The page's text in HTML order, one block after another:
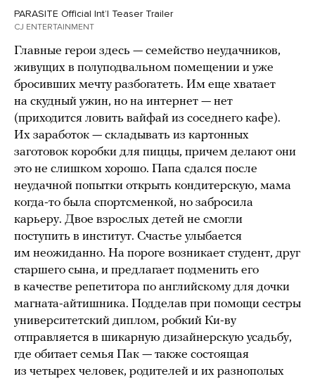
PARASITE Official Intʼl Teaser Trailer
CJ ENTERTAINMENT
Главные герои здесь — семейство неудачников,
живущих в полуподвальном помещении и уже
бросивших мечту разбогатеть. Им еще хватает
на скудный ужин, но на интернет — нет
(приходится ловить вайфай из соседнего кафе).
Их заработок — складывать из картонных
заготовок коробки для пиццы, причем делают они
это не слишком хорошо. Папа сдался после
неудачной попытки открыть кондитерскую, мама
когда-то была спортсменкой, но забросила
карьеру. Двое взрослых детей не смогли
поступить в институт. Счастье улыбается
им неожиданно. На пороге возникает студент, друг
старшего сына, и предлагает подменить его
в качестве репетитора по английскому для дочки
магната-айтишника. Подделав при помощи сестры
университетский диплом, робкий Ки-ву
отправляется в шикарную дизайнерскую усадьбу,
где обитает семья Пак — также состоящая
из четырех человек, родителей и их разнополых